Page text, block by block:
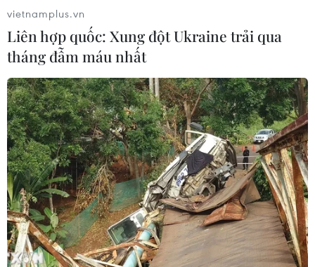
vietnamplus.vn
Liên hợp quốc: Xung đột Ukraine trải qua
tháng đẫm máu nhất